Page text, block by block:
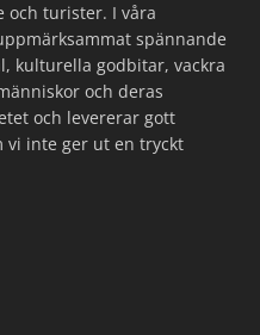
och turister. I våra
spännande
kulturella godbitar, vackra
och deras
och levererar gott
vi inte ger ut en tryckt